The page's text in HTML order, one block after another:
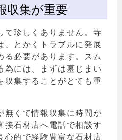
収集が重要
て珍しくありません。寺
、とかくトラブルに発展
る必要があります。スム
為には、まずは墓じまい
収集することがとても重
無くて情報収集に時間が
接石材店へ電話で相談す
心的で経験豊富な石材店